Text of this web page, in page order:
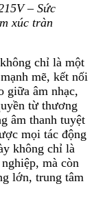
– Sức
xúc tràn
chỉ là một
mẽ, kết nối
giữa âm nhạc,
từ thương
âm thanh tuyệt
mọi tác động
không chỉ là
mà còn
lớn, trung tâm